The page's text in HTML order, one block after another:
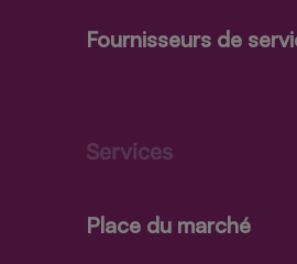
Fournisseurs de
Services
Place du marché